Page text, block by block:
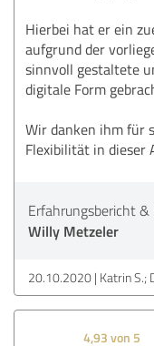
Hierbei hat er ein
aufgrund der
sinnvoll gestaltete
digitale Form
Wir danken ihm für
Flexibilität in dieser
Erfahrungsbericht
Willy Metzeler
20.10.2020 Katrin S.;
4,93 von 5